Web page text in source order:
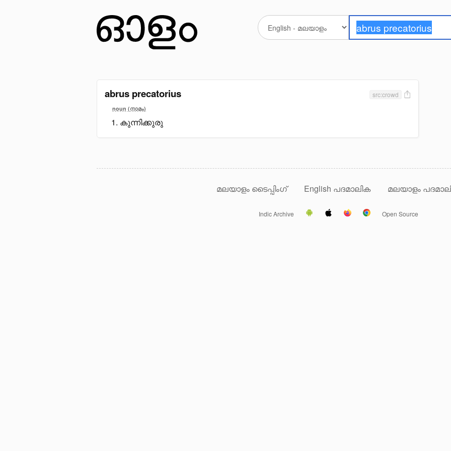
abrus precatorius src:crowd
noun (നാമം)
കുന്നിക്കുരു
മലയാളം ടൈപ്പിംഗ് English പദമാലിക മലയാളം
Indic Archive Open Source